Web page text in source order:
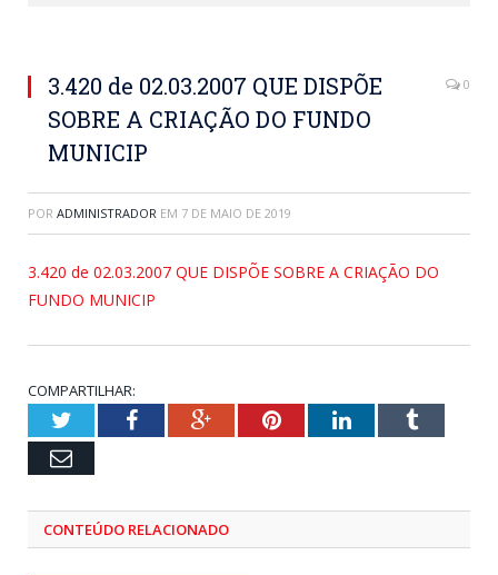
3.420 de 02.03.2007 QUE DISPÕE
SOBRE A CRIAÇÃO DO FUNDO
MUNICIP
0
POR ADMINISTRADOR EM 7 DE MAIO DE 2019
3.420 de 02.03.2007 QUE DISPÕE SOBRE A CRIAÇÃO DO
FUNDO MUNICIP
COMPARTILHAR:
TwitterFacebookGoogle+PinterestLinkedInTumblr
Email
CONTEÚDO RELACIONADO